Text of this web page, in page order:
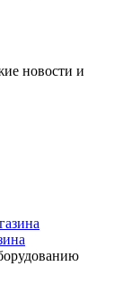
новости и